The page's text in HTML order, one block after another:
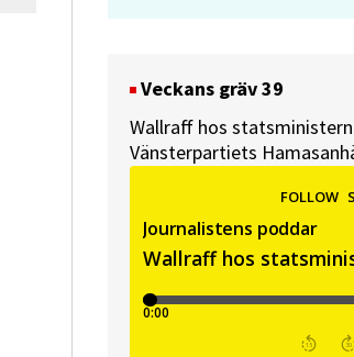
kommunikationsenhet
Veckans gräv 39
Wallraff hos
Vänsterpartiets